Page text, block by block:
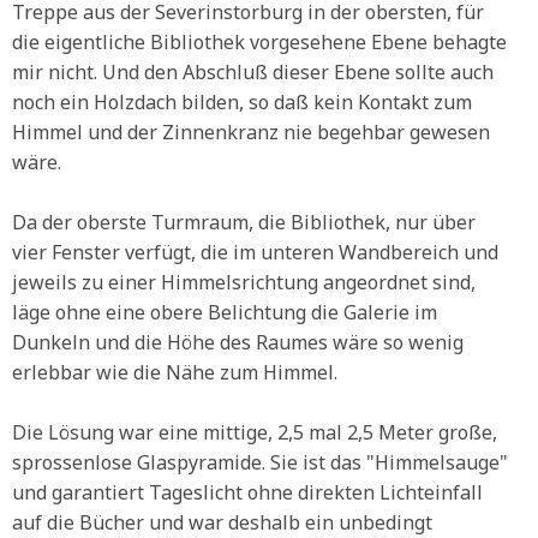
Treppe aus der Severinstorburg in der obersten, für
die eigentliche Bibliothek vorgesehene Ebene behagte
mir nicht. Und den Abschluß dieser Ebene sollte auch
noch ein Holzdach bilden, so daß kein Kontakt zum
Himmel und der Zinnenkranz nie begehbar gewesen
wäre.
Da der oberste Turmraum, die Bibliothek, nur über
vier Fenster verfügt, die im unteren Wandbereich und
jeweils zu einer Himmelsrichtung angeordnet sind,
läge ohne eine obere Belichtung die Galerie im
Dunkeln und die Höhe des Raumes wäre so wenig
erlebbar wie die Nähe zum Himmel.
Die Lösung war eine mittige, 2,5 mal 2,5 Meter große,
sprossenlose Glaspyramide. Sie ist das "Himmelsauge"
und garantiert Tageslicht ohne direkten Lichteinfall
auf die Bücher und war deshalb ein unbedingt